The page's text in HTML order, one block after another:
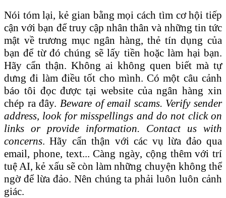
Nói tóm lại, kẻ gian bằng mọi cách tìm cơ hội tiếp
cận với bạn để truy cập nhân thân và những tin tức
mật về trương mục ngân hàng, thẻ tín dụng của
bạn để từ đó chúng sẽ lấy tiền hoặc làm hại bạn.
Hãy cẩn thận. Không ai không quen biết mà tự
dưng đi làm điều tốt cho mình. Có một câu cảnh
báo tôi đọc được tại website của ngân hàng xin
chép ra đây. Beware of email scams. Verify sender
address, look for misspellings and do not click on
links or provide information. Contact us with
concerns. Hãy cẩn thận với các vụ lừa đảo qua
email, phone, text... Càng ngày, cộng thêm với trí
tuệ AI, kẻ xấu sẽ còn làm những chuyện không thể
ngờ để lừa đảo. Nên chúng ta phải luôn luôn cảnh
giác.